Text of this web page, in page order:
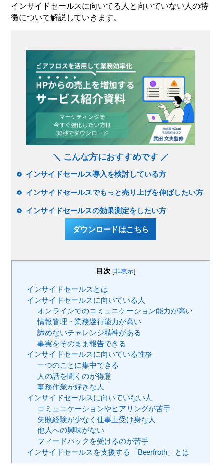
インサイドセールスに向いてる人と向いていない人の特
徴について解説していきます。
＼ こんな方におすすめです ／
インサイドセールス導入を検討している方
インサイドセールスでもっと売り上げを伸ばしたい方
インサイドセールスの効果測定をしたい方
ダウンロードはこちら
目次 [非表示]
インサイドセールスとは
インサイドセールスに向いている人
オンラインでのコミュニケーション能力が高い
情報管理・業務遂行能力が高い
諦めないチャレンジ精神がある
事実をそのまま報告できる
インサイドセールスに向いている性格
一つのことに集中できる
人の話を聞くのが得意
事務作業が好きな人
インサイドセールスに向いていない人
コミュニケーションやヒアリングが苦手
失敗経験が少なく仕事上受け身な人
他人への興味がない
フィードバックを受けるのが苦手
インサイドセールスを支援する「Beerfroth」とは